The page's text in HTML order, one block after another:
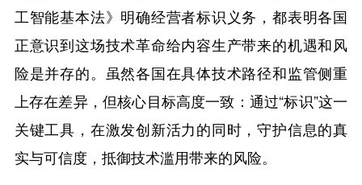
工智能基本法》明确经营者标识义务，都表明各国
正意识到这场技术革命给内容生产带来的机遇和风
险是并存的。虽然各国在具体技术路径和监管侧重
上存在差异，但核心目标高度一致：通过“标识”这一
关键工具，在激发创新活力的同时，守护信息的真
实与可信度，抵御技术滥用带来的风险。